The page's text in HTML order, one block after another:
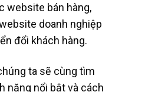
website bán hàng,
doanh nghiệp
đổi khách hàng.
ta sẽ cùng tìm
năng nổi bật và cách